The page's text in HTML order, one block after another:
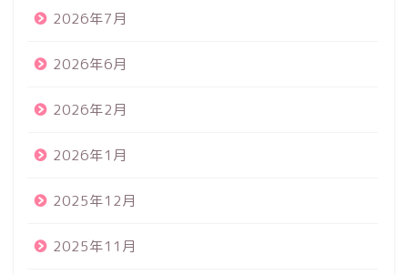
2026年7月
2026年6月
2026年2月
2026年1月
2025年12月
2025年11月